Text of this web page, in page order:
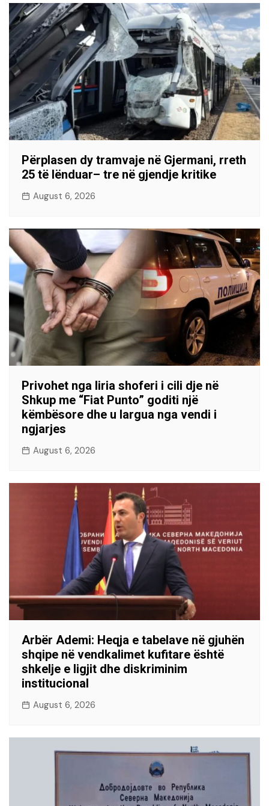
Përplasen dy tramvaje në Gjermani, rreth
25 të lënduar– tre në gjendje kritike
August 6, 2026
Privohet nga liria shoferi i cili dje në
Shkup me “Fiat Punto” goditi një
këmbësore dhe u largua nga vendi i
ngjarjes
August 6, 2026
Arbër Ademi: Heqja e tabelave në gjuhën
shqipe në vendkalimet kufitare është
shkelje e ligjit dhe diskriminim
institucional
August 6, 2026